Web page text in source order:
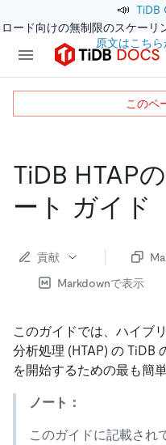
📣 TiDB
ード向けの無制限のスケー
原文はこちら
TiDB HTAP
ート ガイド
貢献
Markdownで表示
このガイドでは、ハイブ
分析処理 (HTAP) の TiDB
を開始するための最も簡
ノート：
このガイドに記載され
このペ